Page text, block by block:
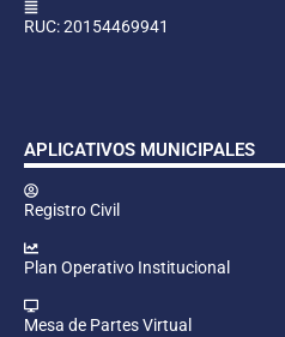
RUC: 20154469941
APLICATIVOS MUNICIPALES
Registro Civil
Plan Operativo Institucional
Mesa de Partes Virtual